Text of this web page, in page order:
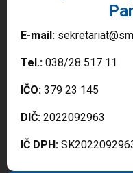
E-mail:
Tel.: 038/28 517 11
IČO: 379 23 145
DIČ: 2022092963
IČ DPH: